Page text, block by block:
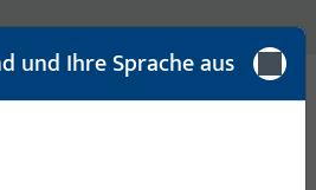
und Ihre Sprache aus